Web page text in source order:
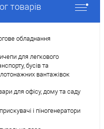
товарів
обладнання
для легкового
бусів та
вантажівок
для офісу, дому та саду
і піногенератори